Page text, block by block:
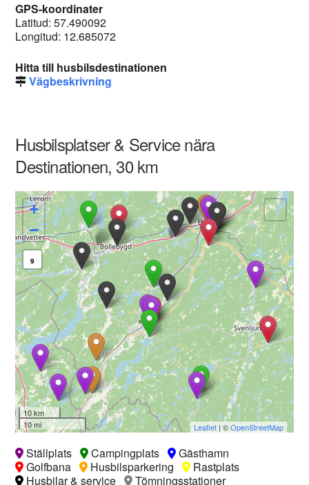
GPS-koordinater
Latitud: 57.490092
Longitud: 12.685072
Hitta till husbilsdestinationen
Vägbeskrivning
Husbilsplatser & Service nära
Destinationen, 30 km
+
−
9
10 km
10 mi
Leaflet| ©OpenStreetMap
Ställplats Campingplats
Gästhamn
Golfbana
Husbilsparkering
Rastplats
Husbilar & service
Tömningsstationer